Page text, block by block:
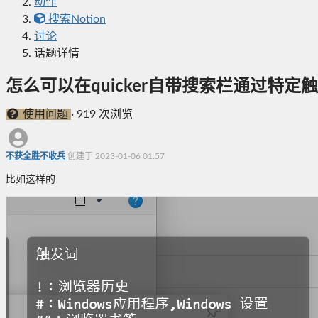
搜索Notion
讨论
话题详情
怎么可以在quicker自带搜索栏通过特定
使用问题 · 919 次浏览
不获全胜不收兵 创建于 2023-01-06 01:57
比如这样的